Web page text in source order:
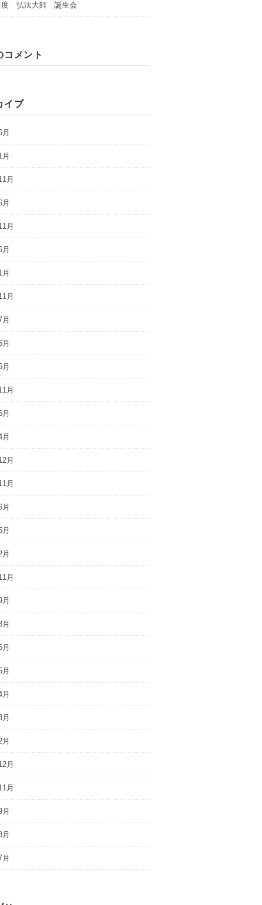
度 弘法大師 誕生会
コメント
イブ
月
月
月
月
月
月
月
月
月